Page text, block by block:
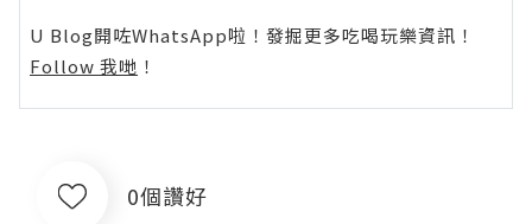
U Blog開咗WhatsApp啦！發掘更多吃喝玩樂資訊！
Follow 我哋 ！
0個讚好